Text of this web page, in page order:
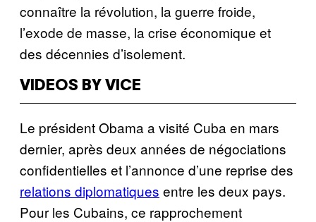
connaître la révolution, la guerre froide,
l’exode de masse, la crise économique et
des décennies d’isolement.
VIDEOS BY VICE
Le président Obama a visité Cuba en mars
dernier, après deux années de négociations
confidentielles et l’annonce d’une reprise des
relations diplomatiques entre les deux pays.
Pour les Cubains, ce rapprochement